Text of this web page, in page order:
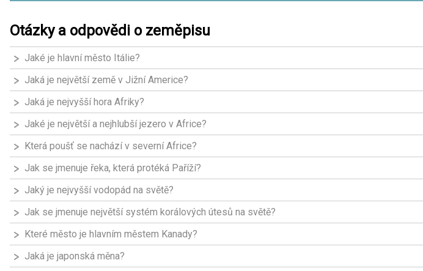
Otázky a odpovědi o zeměpisu
Jaké je hlavní město Itálie?
Jaká je největší země v Jižní Americe?
Jaká je nejvyšší hora Afriky?
Jaké je největší a nejhlubší jezero v Africe?
Která poušť se nachází v severní Africe?
Jak se jmenuje řeka, která protéká Paříží?
Jaký je nejvyšší vodopád na světě?
Jak se jmenuje největší systém korálových útesů na světě?
Které město je hlavním městem Kanady?
Jaká je japonská měna?